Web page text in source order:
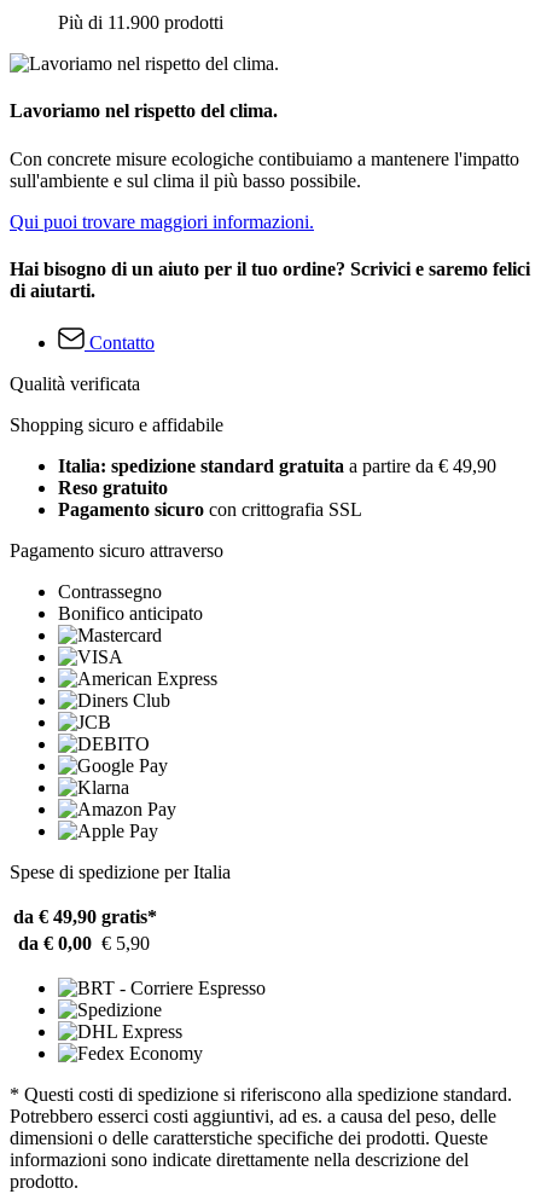
Più di 11.900 prodotti
Lavoriamo nel rispetto del clima.
Con concrete misure ecologiche contibuiamo a mantenere l'impatto
sull'ambiente e sul clima il più basso possibile.
Qui puoi trovare maggiori informazioni.
Hai bisogno di un aiuto per il tuo ordine? Scrivici e saremo felici
di aiutarti.
Contatto
Qualità verificata
Shopping sicuro e affidabile
Italia: spedizione standard gratuita a partire da € 49,90
Reso gratuito
Pagamento sicuro con crittografia SSL
Pagamento sicuro attraverso
Contrassegno
Bonifico anticipato
Spese di spedizione per Italia
da € 49,90 gratis*
da € 0,00 € 5,90
* Questi costi di spedizione si riferiscono alla spedizione standard.
Potrebbero esserci costi aggiuntivi, ad es. a causa del peso, delle
dimensioni o delle caratterstiche specifiche dei prodotti. Queste
informazioni sono indicate direttamente nella descrizione del
prodotto.